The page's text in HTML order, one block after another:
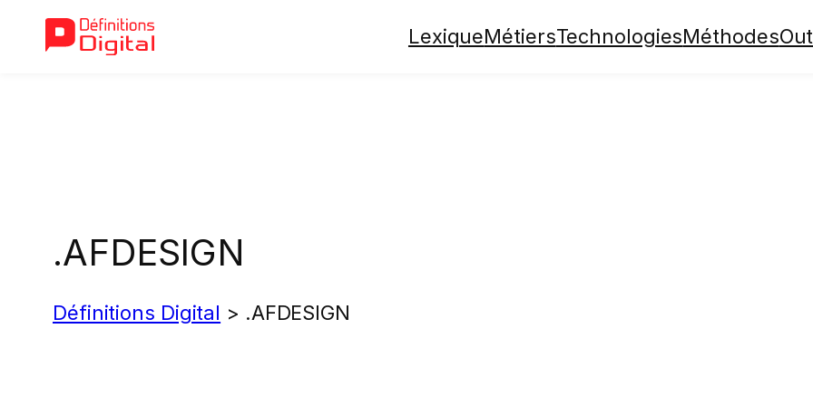
LexiqueMétiersTechnologiesMéthodes
.AFDESIGN
Définitions Digital > .AFDESIGN